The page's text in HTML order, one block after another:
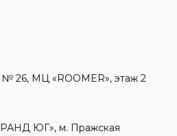
26, МЦ «ROOMER», этаж 2
ЮГ», м. Пражская